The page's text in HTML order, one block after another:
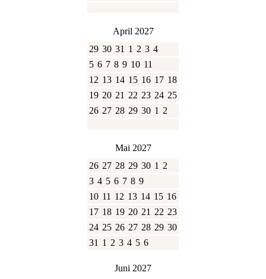
April 2027
29 30 31 1 2 3 4
5 6 7 8 9 10 11
12 13 14 15 16 17 18
19 20 21 22 23 24 25
26 27 28 29 30 1 2
Mai 2027
26 27 28 29 30 1 2
3 4 5 6 7 8 9
10 11 12 13 14 15 16
17 18 19 20 21 22 23
24 25 26 27 28 29 30
31 1 2 3 4 5 6
Juni 2027